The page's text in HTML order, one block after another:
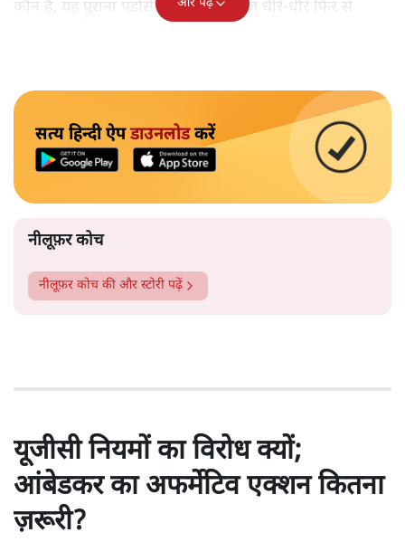
कौन हैं, यह पुराना पड़ोसी जिसे भारत आज धीरे-धीरे फिर से
और पढ़ें
सत्य हिन्दी ऐपडाउनलोडकरें
नीलूफ़र कोच
नीलूफ़र कोच की और स्टोरी पढ़ें
यूजीसी नियमों का विरोध क्यों;
आंबेडकर का अफर्मेटिव एक्शन कितना
ज़रूरी?